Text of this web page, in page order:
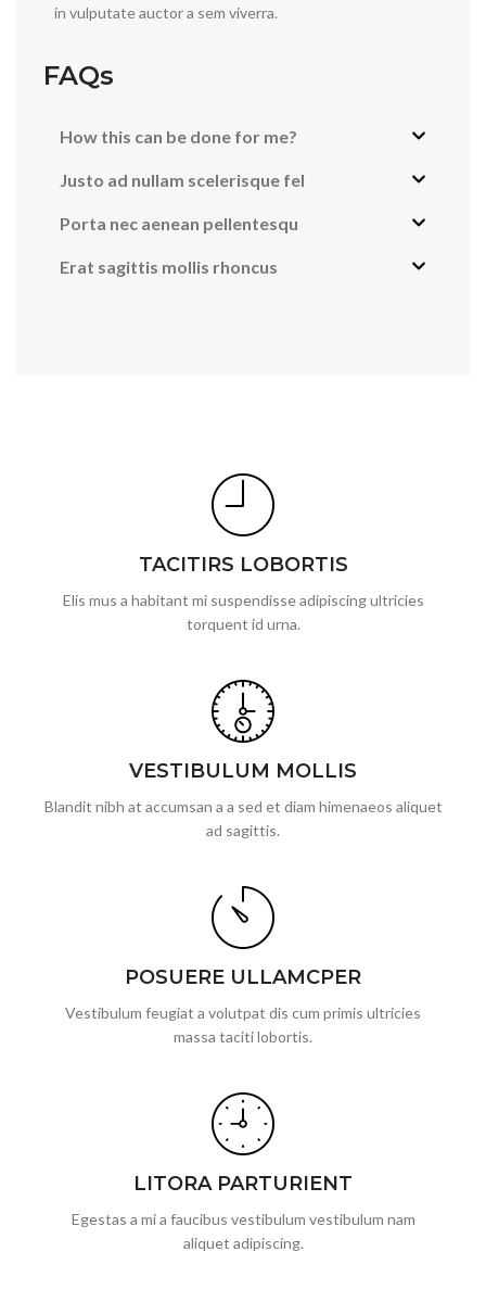
in vulputate auctor a sem viverra.
FAQs
How this can be done for me?
Justo ad nullam scelerisque fel
Porta nec aenean pellentesqu
Erat sagittis mollis rhoncus
TACITIRS LOBORTIS
Elis mus a habitant mi suspendisse adipiscing ultricies
torquent id urna.
VESTIBULUM MOLLIS
Blandit nibh at accumsan a a sed et diam himenaeos aliquet
ad sagittis.
POSUERE ULLAMCPER
Vestibulum feugiat a volutpat dis cum primis ultricies
massa taciti lobortis.
LITORA PARTURIENT
Egestas a mi a faucibus vestibulum vestibulum nam
aliquet adipiscing.